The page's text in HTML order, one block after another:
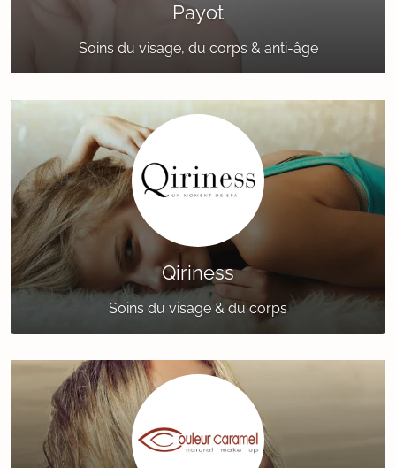
Payot
Soins du visage, du corps & anti-âge
Qiriness
Soins du visage & du corps